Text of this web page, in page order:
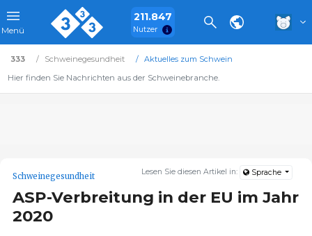
Menü
211.847
Nutzer
333 Schweinegesundheit
Aktuelles zum Schwein
Hier finden Sie Nachrichten aus der Schweinebranche.
Lesen Sie diesen Artikel in: Sprache
Schweinegesundheit
ASP-Verbreitung in der EU im Jahr
2020